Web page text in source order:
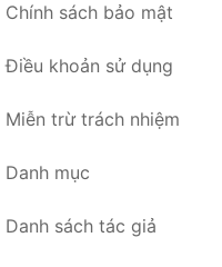
Chính sách bảo mật
Điều khoản sử dụng
Miễn trừ trách nhiệm
Danh mục
Danh sách tác giả